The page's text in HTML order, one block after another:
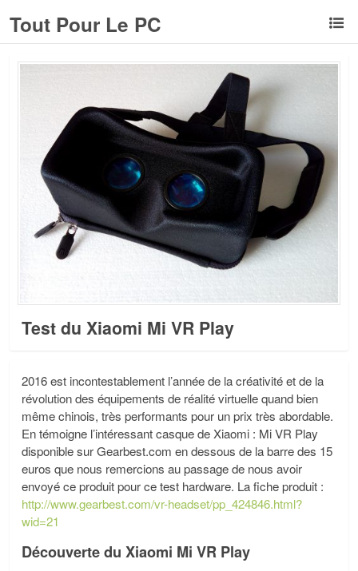
Tout Pour Le PC
Test du Xiaomi Mi VR Play
2016 est incontestablement l’année de la créativité et de la
révolution des équipements de réalité virtuelle quand bien
même chinois, très performants pour un prix très abordable.
En témoigne l’intéressant casque de Xiaomi : Mi VR Play
disponible sur Gearbest.com en dessous de la barre des 15
euros que nous remercions au passage de nous avoir
envoyé ce produit pour ce test hardware. La fiche produit :
http://www.gearbest.com/vr-headset/pp_424846.html?
wid=21
Découverte du Xiaomi Mi VR Play